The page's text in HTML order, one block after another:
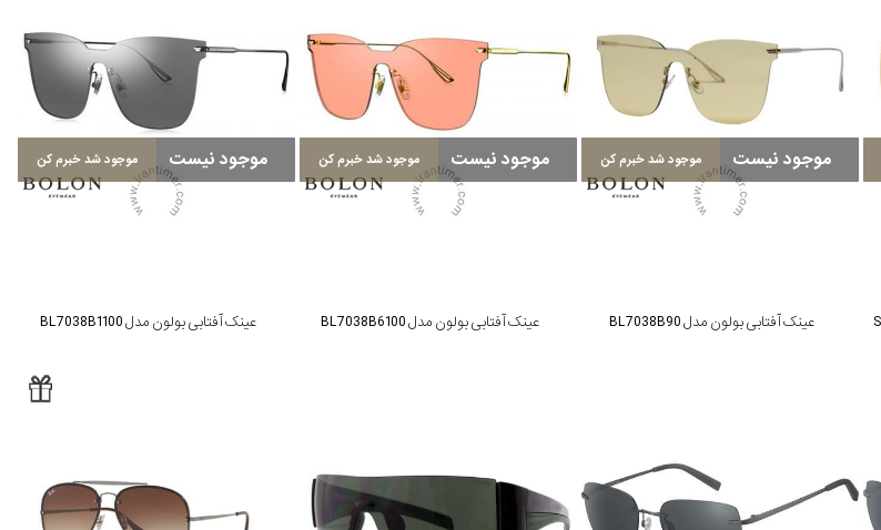
موجود نیست موجود شد خبرم کن
عینک آفتابی بولون مدل BL7038B90
موجود نیست موجود شد خبرم کن
عینک آفتابی بولون مدل BL7038B6100
موجود نیست موجود شد خبرم کن
عینک آفتابی بولون مدل BL7038B1100